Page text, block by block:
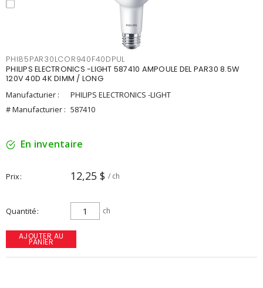
PHI85PAR30LCOR940F40DPUL
PHILIPS ELECTRONICS -LIGHT 587410 AMPOULE DEL PAR30 8.5W
120V 40D 4K DIMM / LONG
Manufacturier :
PHILIPS ELECTRONICS -LIGHT
# Manufacturier : 587410
En inventaire
Prix 12,25 $ / ch
Quantité ch
AJOUTER AU
PANIER